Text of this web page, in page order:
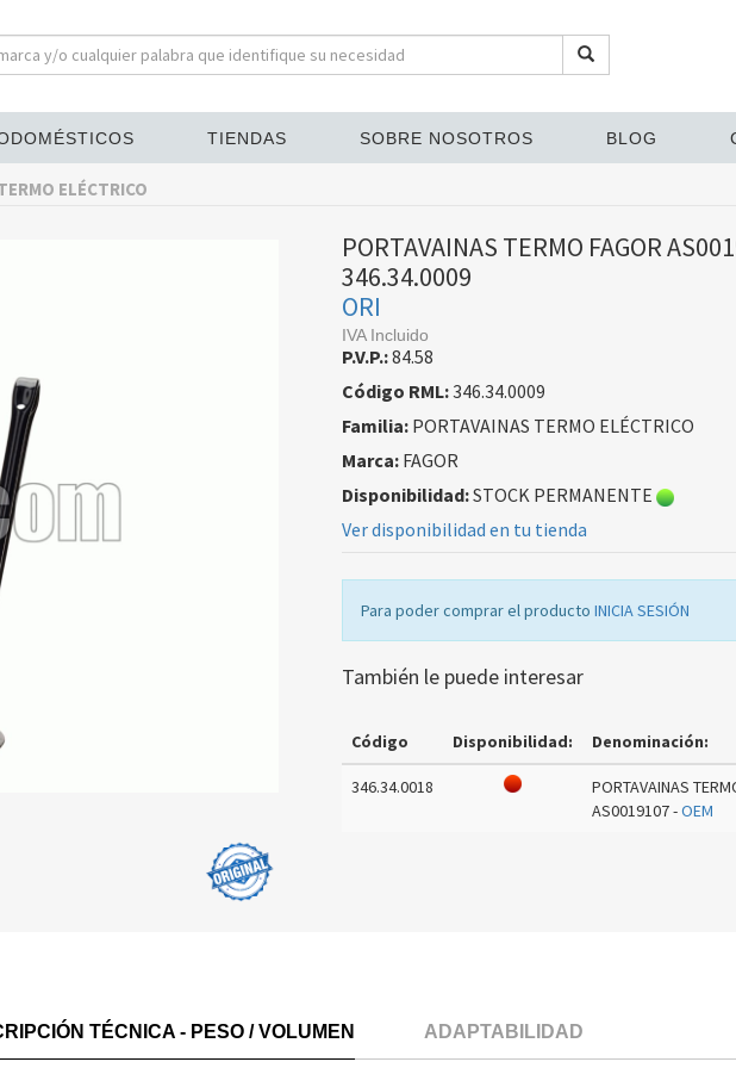
TIENDAS SOBRE NOSOTROS BLOG
ELÉCTRICO
PORTAVAINAS TERMO FAGOR
346.34.0009
ORI
IVA Incluido
P.V.P.:84.58
Código RML:346.34.0009
Familia:PORTAVAINAS TERMO ELÉCTRICO
Marca:FAGOR
Disponibilidad:STOCK PERMANENTE
Ver disponibilidad en tu tienda
Para poder comprar el producto INICIA SESIÓN
También le puede interesar
Código Disponibilidad: Denominación:
346.34.0018
PORTAVAINAS
AS0019107 -OEM
TÉCNICA - PESO / VOLUMEN ADAPTABILIDAD